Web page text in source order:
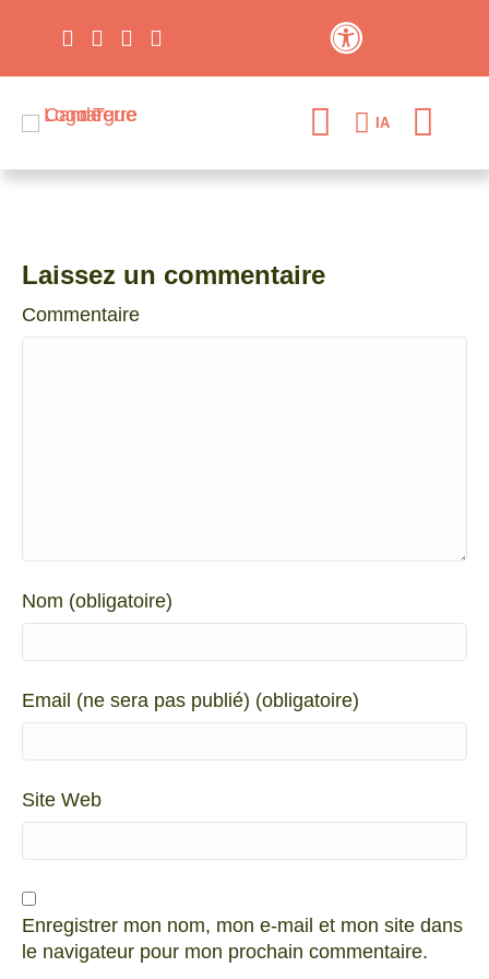
IA
Laissez un commentaire
Commentaire
Nom (obligatoire)
Email (ne sera pas publié) (obligatoire)
Site Web
Enregistrer mon nom, mon e-mail et mon site dans
le navigateur pour mon prochain commentaire.